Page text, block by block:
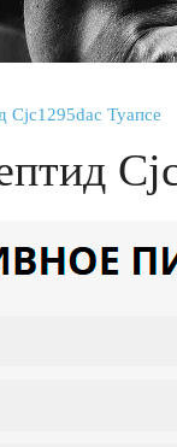
Cjc1295dac Туапсе